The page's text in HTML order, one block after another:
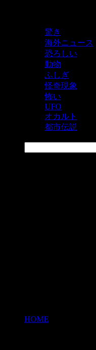
驚き
海外ニュース
恐ろしい
動物
ふしぎ
怪奇現象
怖い
UFO
オカルト
都市伝説
HOME